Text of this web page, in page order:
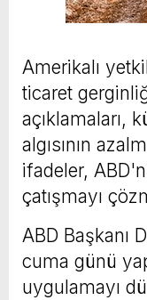
Amerikalı
ticaret
açıklamaları,
algısının
ifadeler,
çatışmayı
ABD Başkanı
cuma günü
uygulamayı